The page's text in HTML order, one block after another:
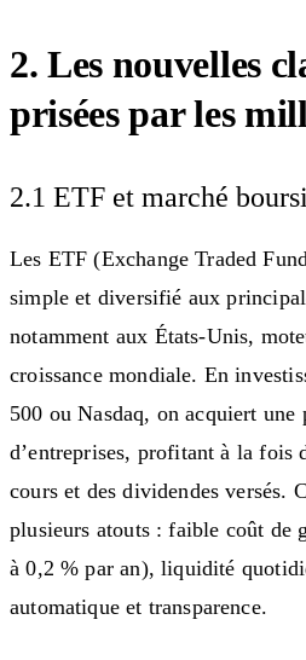
2. Les nouvelles
prisées par les
2.1 ETF et marché
Les ETF (Exchange Traded
simple et diversifié aux
notamment aux États-Unis,
croissance mondiale. En
500 ou Nasdaq, on acquiert une
d’entreprises, profitant à la fois
cours et des dividendes versés.
plusieurs atouts : faible coût de
à 0,2 % par an), liquidité
automatique et transparence.